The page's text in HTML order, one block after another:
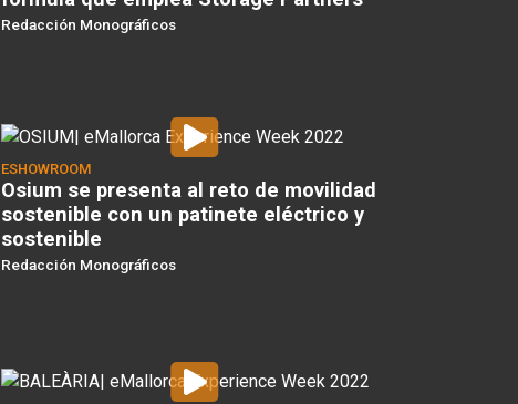
Redacción Monográficos
ESHOWROOM
Osium se presenta al reto de movilidad
sostenible con un patinete eléctrico y
sostenible
Redacción Monográficos